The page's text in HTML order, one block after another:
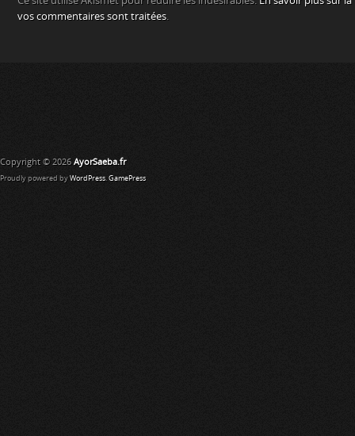
vos commentaires sont traitées.
Copyright © 2026 AyorSaeba.fr
Proudly powered by WordPress. GamePress